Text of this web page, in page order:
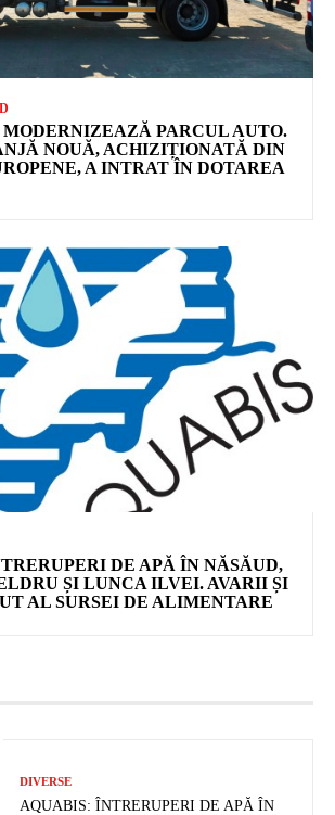
PARCUL AUTO.
NOUĂ, ACHIZIȚIONATĂ DIN
A INTRAT ÎN DOTAREA
DE APĂ ÎN NĂSĂUD,
ȘI LUNCA ILVEI. AVARII ȘI
AL SURSEI DE ALIMENTARE
DIVERSE
AQUABIS: ÎNTRERUPERI DE APĂ ÎN